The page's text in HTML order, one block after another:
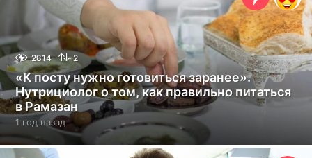
2814 2
«К посту нужно готовиться заранее».
Нутрициолог о том, как правильно питаться
в Рамазан
1 год назад1
г
о